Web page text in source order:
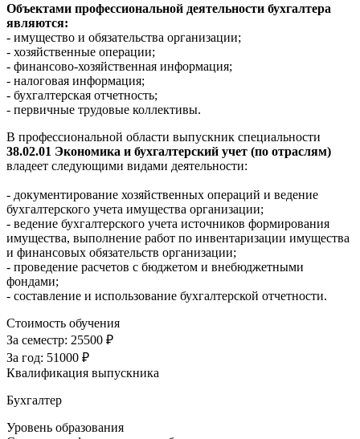
Объектами профессиональной деятельности бухгалтера
являются:
- имущество и обязательства организации;
- хозяйственные операции;
- финансово-хозяйственная информация;
- налоговая информация;
- бухгалтерская отчетность;
- первичные трудовые коллективы.
В профессиональной области выпускник специальности
38.02.01 Экономика и бухгалтерский учет (по отраслям)
владеет следующими видами деятельности:
- документирование хозяйственных операций и ведение
бухгалтерского учета имущества организации;
- ведение бухгалтерского учета источников формирования
имущества, выполнение работ по инвентаризации имущества
и финансовых обязательств организации;
- проведение расчетов с бюджетом и внебюджетными
фондами;
- составление и использование бухгалтерской отчетности.
Стоимость обучения
За семестр: 25500 ₽
За год: 51000 ₽
Квалификация выпускника
Бухгалтер
Уровень образования